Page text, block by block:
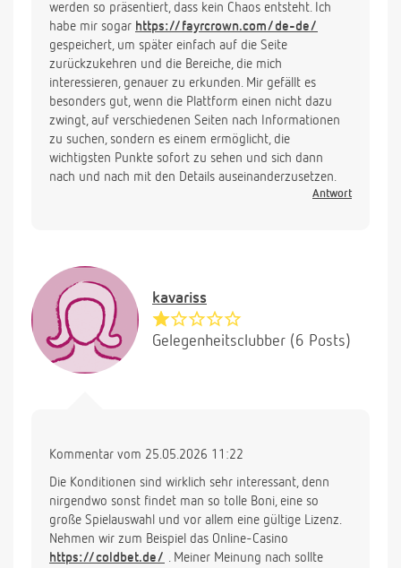
werden so präsentiert, dass kein Chaos entsteht. Ich
habe mir sogar https://fayrcrown.com/de-de/
gespeichert, um später einfach auf die Seite
zurückzukehren und die Bereiche, die mich
interessieren, genauer zu erkunden. Mir gefällt es
besonders gut, wenn die Plattform einen nicht dazu
zwingt, auf verschiedenen Seiten nach Informationen
zu suchen, sondern es einem ermöglicht, die
wichtigsten Punkte sofort zu sehen und sich dann
nach und nach mit den Details auseinanderzusetzen.
Antwort
kavariss
Gelegenheitsclubber (6 Posts)
Kommentar vom 25.05.2026 11:22
Die Konditionen sind wirklich sehr interessant, denn
nirgendwo sonst findet man so tolle Boni, eine so
große Spielauswahl und vor allem eine gültige Lizenz.
Nehmen wir zum Beispiel das Online-Casino
https://coldbet.de/ . Meiner Meinung nach sollte